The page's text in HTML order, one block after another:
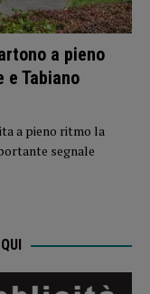
a pieno
Tabiano
a pieno ritmo la
segnale